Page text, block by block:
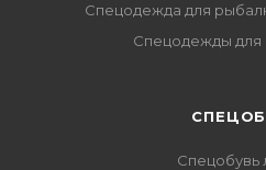
Спецодежда для
Спецодежды для
Спецобувь